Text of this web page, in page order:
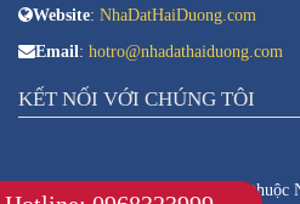
Website: NhaDatHaiDuong.com
Email: hotro@nhadathaiduong.com
KẾT NỐI VỚI CHÚNG TÔI
Copyright © 2026. Bản quyền thuộc